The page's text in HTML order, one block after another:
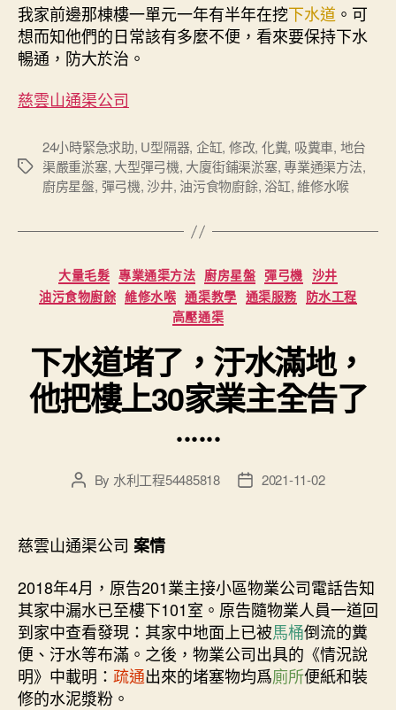
我家前邊那棟樓一單元一年有半年在挖下水道 。可
想而知他們的日常該有多麼不便，看來要保持下水
暢通，防大於治。
慈雲山通渠公司
Tags
24小時緊急求助, U型隔器, 企缸, 修改, 化糞, 吸糞車, 地台
渠嚴重淤塞, 大型彈弓機, 大廈街鋪渠淤塞,專業通渠方法,
廚房星盤, 彈弓機,沙井, 油污食物廚餘, 浴缸,維修水喉
Categories
大量毛髮 專業通渠方法 廚房星盤 彈弓機 沙井
油污食物廚餘 維修水喉 通渠教學 通渠服務 防水工程
高壓通渠
下水道堵了，汙水滿地，
他把樓上30家業主全告了
······
PostBy 水利工程54485818
Post2021-11-02
慈雲山通渠公司 案情
2018年4月，原告201業主接小區物業公司電話告知
其家中漏水已至樓下101室。原告隨物業人員一道回
到家中查看發現：其家中地面上已被馬桶倒流的糞
便、汙水等布滿。之後，物業公司出具的《情況說
明》中載明： 疏通出來的堵塞物均爲廁所便紙和裝
修的水泥漿粉。